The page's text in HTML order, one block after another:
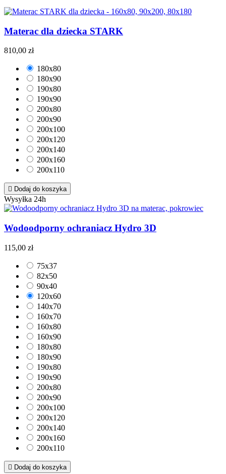
Materac dla dziecka STARK
810,00 zł
180x80
180x90
190x80
190x90
200x80
200x90
200x100
200x120
200x140
200x160
200x110
 Dodaj do koszyka
Wysyłka 24h
Wodoodporny ochraniacz Hydro 3D
115,00 zł
75x37
82x50
90x40
120x60
140x70
160x70
160x80
160x90
180x80
180x90
190x80
190x90
200x80
200x90
200x100
200x120
200x140
200x160
200x110
 Dodaj do koszyka